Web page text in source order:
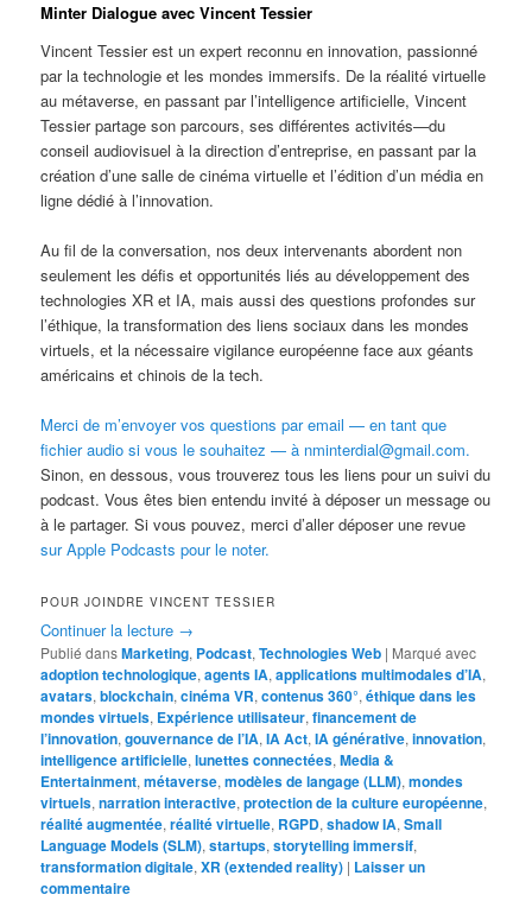
Minter Dialogue avec Vincent Tessier
Vincent Tessier est un expert reconnu en innovation, passionné
par la technologie et les mondes immersifs. De la réalité virtuelle
au métaverse, en passant par l’intelligence artificielle, Vincent
Tessier partage son parcours, ses différentes activités—du
conseil audiovisuel à la direction d’entreprise, en passant par la
création d’une salle de cinéma virtuelle et l’édition d’un média en
ligne dédié à l’innovation.
Au fil de la conversation, nos deux intervenants abordent non
seulement les défis et opportunités liés au développement des
technologies XR et IA, mais aussi des questions profondes sur
l’éthique, la transformation des liens sociaux dans les mondes
virtuels, et la nécessaire vigilance européenne face aux géants
américains et chinois de la tech.
Merci de m’envoyer vos questions par email — en tant que
fichier audio si vous le souhaitez — à nminterdial@gmail.com.
Sinon, en dessous, vous trouverez tous les liens pour un suivi du
podcast. Vous êtes bien entendu invité à déposer un message ou
à le partager. Si vous pouvez, merci d’aller déposer une revue
sur Apple Podcasts pour le noter.
POUR JOINDRE VINCENT TESSIER
Continuer la lecture →
Publié dansMarketing, Podcast,Technologies Web | Marqué avec
adoption technologique,agents IA,applications multimodales d’IA,
avatars,blockchain,cinéma VR,contenus 360°,éthique dans les
mondes virtuels, Expérience utilisateur,financement de
l’innovation,gouvernance de l’IA,IA Act,IA générative,innovation,
intelligence artificielle,lunettes connectées,Media &
Entertainment,métaverse,modèles de langage (LLM),mondes
virtuels,narration interactive,protection de la culture européenne,
réalité augmentée,réalité virtuelle, RGPD,shadow IA,Small
Language Models (SLM),startups,storytelling immersif,
transformation digitale,XR (extended reality) | Laisser un
commentaire